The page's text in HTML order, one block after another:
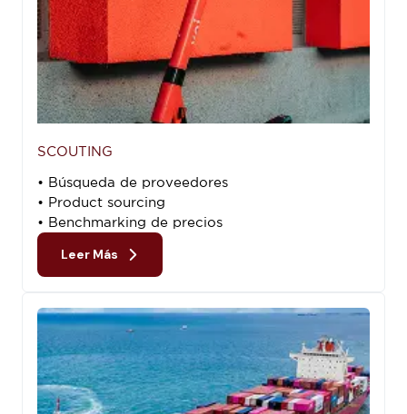
SCOUTING
• Búsqueda de proveedores
• Product sourcing
• Benchmarking de precios
Leer Más